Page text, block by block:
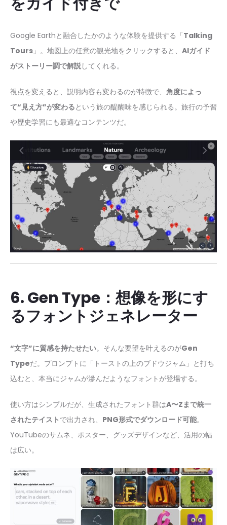
Google Earthと融合したかのような体験を提供する「Talking
Tours」。地図上の任意の観光地をクリックすると、 AIガイド
がストーリー調で解説してくれる。
視点を変えると、説明内容も変わるのが特徴で、 角度によっ
て“見え方”が変わるという旅の醍醐味を感じられる。旅行の予習
や歴史学習にも最適なコンテンツだ。
6. Gen Type：想像を形にす
るフォントジェネレーター
“文字”に質感を持たせたい。そんな要望を叶えるのがGen
Typeだ。プロンプトに「トーストの上のブドウジャム」と打ち
込むと、本当にジャムが滲んだようなフォントが登場する。
使い方はシンプルだが、生成されたフォント群はA〜Zまで統一
されたテイスト で出力され、 PNG形式でダウンロード可能。
YouTubeのサムネ、ポスター、グッズデザインなど、活用の幅
は広い。